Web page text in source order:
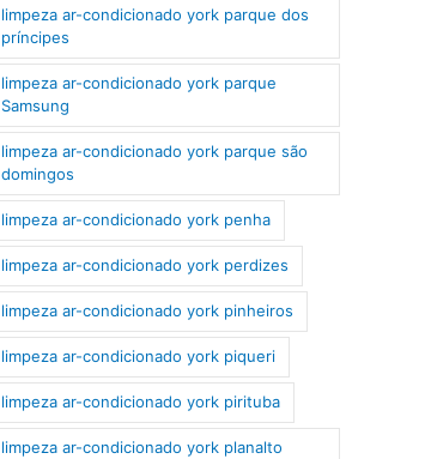
limpeza ar-condicionado york parque dos
príncipes
limpeza ar-condicionado york parque
Samsung
limpeza ar-condicionado york parque são
domingos
limpeza ar-condicionado york penha
limpeza ar-condicionado york perdizes
limpeza ar-condicionado york pinheiros
limpeza ar-condicionado york piqueri
limpeza ar-condicionado york pirituba
limpeza ar-condicionado york planalto